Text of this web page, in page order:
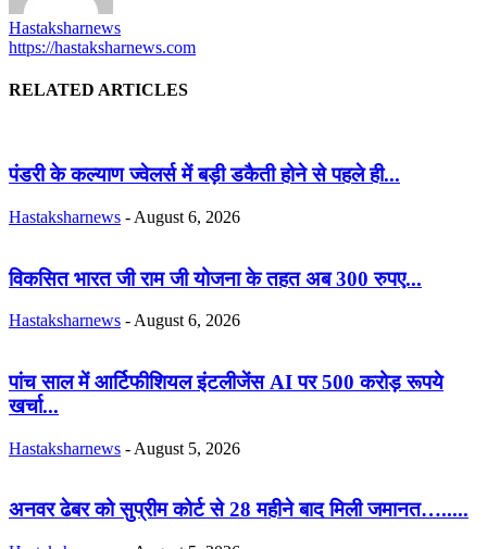
Hastaksharnews
https://hastaksharnews.com
RELATED ARTICLES
पंडरी के कल्याण ज्वेलर्स में बड़ी डकैती होने से पहले ही...
Hastaksharnews - August 6, 2026
विकसित भारत जी राम जी योजना के तहत अब 300 रुपए...
Hastaksharnews - August 6, 2026
पांच साल में आर्टिफीशियल इंटलीजेंस AI पर 500 करोड़ रूपये
खर्चा...
Hastaksharnews - August 5, 2026
अनवर ढेबर को सुप्रीम कोर्ट से 28 महीने बाद मिली जमानत….....